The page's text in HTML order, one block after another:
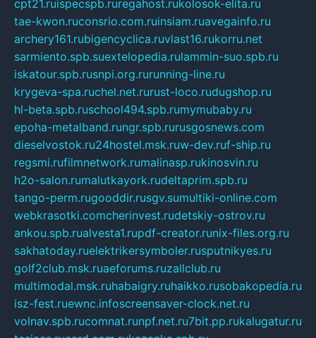
cpt21.ruispecspb.ruregahost.rukolosok-elita.ru
tae-kwon.ruconsrio.com.ruinsiam.ruavegainfo.ru
archery161.rubigencyclica.ruvlast16.rukorru.net
sarmiento.spb.suextelopedia.rulammin-suo.spb.ru
iskatour.spb.rusnpi.org.rurunning-line.ru
krygeva-spa.ruchel.net.rurust-loco.rudugshop.ru
hl-beta.spb.ruschool494.spb.rumymubaby.ru
epoha-metalband.rungr.spb.rurusgosnews.com
dieselvostok.ru24hostel.msk.ruw-dev.ruf-ship.ru
regsmi.rufilmnetwork.rumalinasp.rukinosvin.ru
h2o-salon.rumalutkayork.rudeltaprim.spb.ru
tango-perm.rugooddir.rusgv.sumultiki-online.com
webkrasotki.comcherinvest.rudetskiy-ostrov.ru
ankou.spb.rualvesta1.rupdf-creator.runix-files.org.ru
sakhatoday.ruelektrikersymboler.rusputnikyes.ru
golf2club.msk.ruaeforums.ruzallclub.ru
multimodal.msk.ruhabaigry.ruhaikko.rusobakopedia.ru
isz-fest.ruewnc.infoscreensaver-clock.net.ru
volnav.spb.rucomnat.runpf.net.ru7bit.pp.rukalugatur.ru